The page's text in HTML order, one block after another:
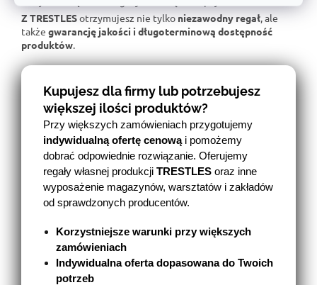
Z TRESTLESotrzymujesz nie tylko niezawodny regał , ale
także gwarancję jakości i długoterminową dostępność
produktów
Kupujesz dla firmy lub potrzebujesz
większej ilości produktów?
Przy większych zamówieniach przygotujemy
indywidualną ofertę cenowąi pomożemy
dobrać odpowiednie rozwiązanie. Oferujemy
regały własnej produkcji TRESTLES oraz inne
wyposażenie magazynów, warsztatów i zakładów
od sprawdzonych producentów.
Korzystniejsze warunki przy większych
zamówieniach
Indywidualna oferta dopasowana do Twoich
potrzeb